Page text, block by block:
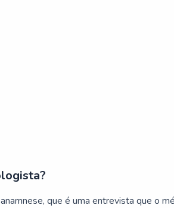
que é uma entrevista que o